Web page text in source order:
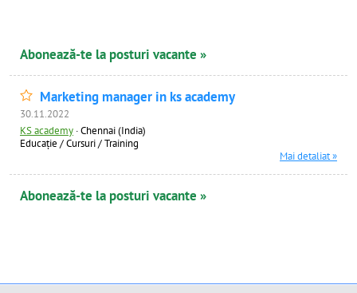
Abonează-te la posturi vacante »
Marketing manager in ks academy
30.11.2022
KS academy ·Chennai (India)
Educație / Cursuri / Training
Mai detaliat »
Abonează-te la posturi vacante »